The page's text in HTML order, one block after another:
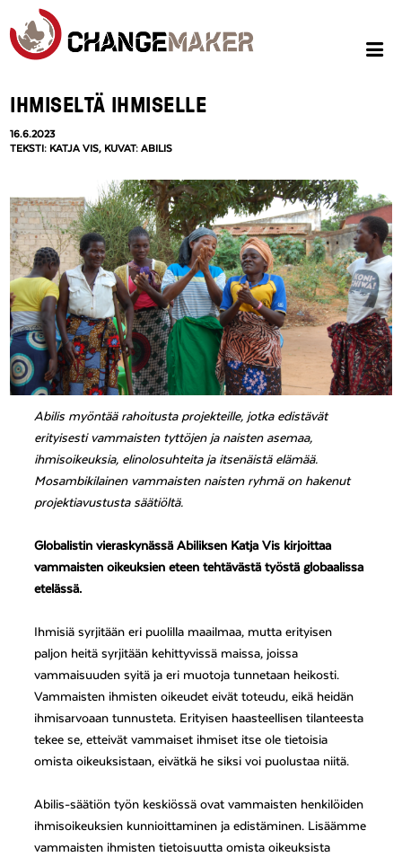
IHMISELTÄ IHMISELLE
16.6.2023
TEKSTI: KATJA VIS, KUVAT: ABILIS
Abilis myöntää rahoitusta projekteille, jotka edistävät
erityisesti vammaisten tyttöjen ja naisten asemaa,
ihmisoikeuksia, elinolosuhteita ja itsenäistä elämää.
Mosambikilainen vammaisten naisten ryhmä on hakenut
projektiavustusta säätiöltä.
Globalistin vieraskynässä Abiliksen Katja Vis kirjoittaa
vammaisten oikeuksien eteen tehtävästä työstä globaalissa
etelässä.
Ihmisiä syrjitään eri puolilla maailmaa, mutta erityisen
paljon heitä syrjitään kehittyvissä maissa, joissa
vammaisuuden syitä ja eri muotoja tunnetaan heikosti.
Vammaisten ihmisten oikeudet eivät toteudu, eikä heidän
ihmisarvoaan tunnusteta. Erityisen haasteellisen tilanteesta
tekee se, etteivät vammaiset ihmiset itse ole tietoisia
omista oikeuksistaan, eivätkä he siksi voi puolustaa niitä.
Abilis-säätiön työn keskiössä ovat vammaisten henkilöiden
ihmisoikeuksien kunnioittaminen ja edistäminen. Lisäämme
vammaisten ihmisten tietoisuutta omista oikeuksista